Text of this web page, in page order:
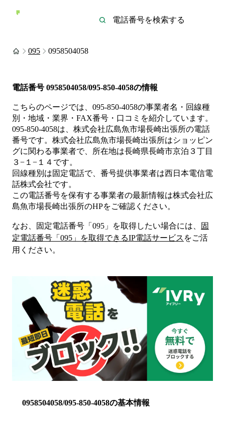
095 0958504058
電話番号 0958504058/095-850-4058の情報
こちらのページでは、 095-850-4058の事業者名・回線種
別・地域・業界・FAX番号・口コミを紹介しています。
095-850-4058は、 株式会社広島魚市場長崎出張所の電話
番号です。 株式会社広島魚市場長崎出張所はショッピン
グに関わる事業者で、所在地は長崎県長崎市京泊３丁目
３−１−１４ です。
回線種別は固定電話で、番号提供事業者は西日本電信電
話株式会社です。
この電話番号を保有する事業者の最新情報は株式会社広
島魚市場長崎出張所のHPをご確認ください。
なお、固定電話番号「 095 」を取得したい場合には、
固
定電話番号「 095 」を取得できるIP電話サービス をご活
用ください。
0958504058/095-850-4058の基本情報